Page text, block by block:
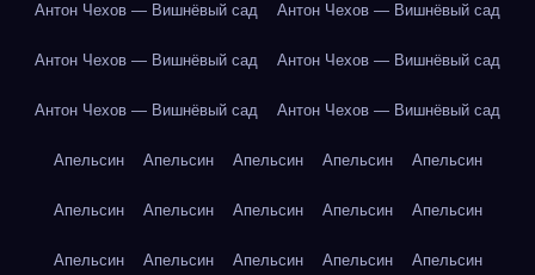
Антон Чехов — Вишнёвый сад Антон Чехов — Вишнёвый сад
Антон Чехов — Вишнёвый сад Антон Чехов — Вишнёвый сад
Антон Чехов — Вишнёвый сад Антон Чехов — Вишнёвый сад
Апельсин Апельсин Апельсин Апельсин Апельсин
Апельсин Апельсин Апельсин Апельсин Апельсин
Апельсин Апельсин Апельсин Апельсин Апельсин